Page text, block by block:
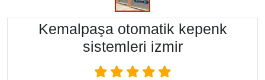
Kemalpaşa otomatik kepenk
sistemleri izmir